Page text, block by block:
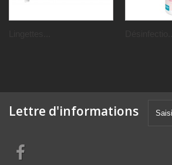
Lettre d'informations